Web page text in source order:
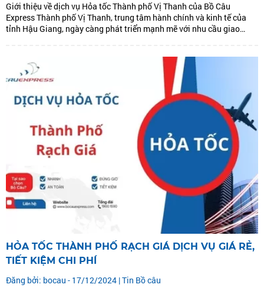
Giới thiệu về dịch vụ Hỏa tốc Thành phố Vị Thanh của Bồ Câu
Express Thành phố Vị Thanh, trung tâm hành chính và kinh tế của
tỉnh Hậu Giang, ngày càng phát triển mạnh mẽ với nhu cầu giao
HỎA TỐC THÀNH PHỐ RẠCH GIÁ DỊCH VỤ GIÁ RẺ,
TIẾT KIỆM CHI PHÍ
Đăng bởi: bocau - 17/12/2024 |Tin Bồ câu